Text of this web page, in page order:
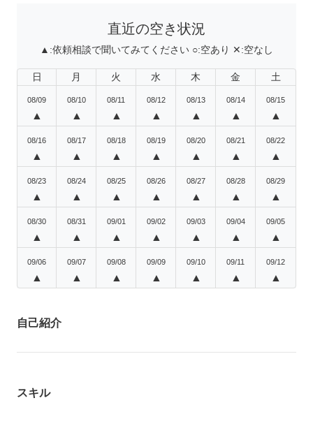
直近の空き状況
▲:依頼相談で聞いてみてください ○:空あり ✕:空なし
日 月 火 水 木 金 土
08/09
▲
08/10
▲
08/11
▲
08/12
▲
08/13
▲
08/14
▲
08/15
▲
08/16
▲
08/17
▲
08/18
▲
08/19
▲
08/20
▲
08/21
▲
08/22
▲
08/23
▲
08/24
▲
08/25
▲
08/26
▲
08/27
▲
08/28
▲
08/29
▲
08/30
▲
08/31
▲
09/01
▲
09/02
▲
09/03
▲
09/04
▲
09/05
▲
09/06
▲
09/07
▲
09/08
▲
09/09
▲
09/10
▲
09/11
▲
09/12
▲
自己紹介
スキル